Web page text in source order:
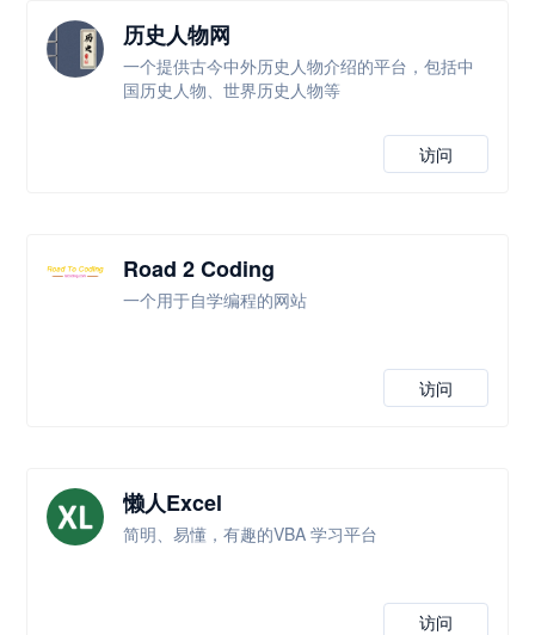
历史人物网
一个提供古今中外历史人物介绍的平台，包括中
国历史人物、世界历史人物等
访问
Road 2 Coding
一个用于自学编程的网站
访问
懒人Excel
简明、易懂，有趣的VBA 学习平台
访问